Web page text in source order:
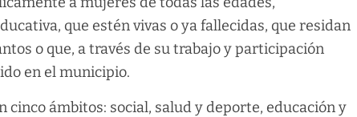
que estén vivas o ya fallecidas, que residan
o que, a través de su trabajo y participación
en el municipio.
cinco ámbitos: social, salud y deporte, educación y